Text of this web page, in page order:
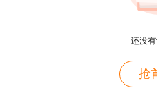
接下来给大家介绍
还没
抢